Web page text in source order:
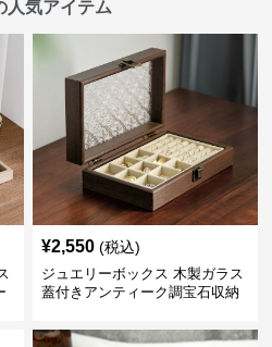
人気アイテム
¥2,550 (税込)
ジュエリーボックス 木製ガラス
蓋付きアンティーク調宝石収納